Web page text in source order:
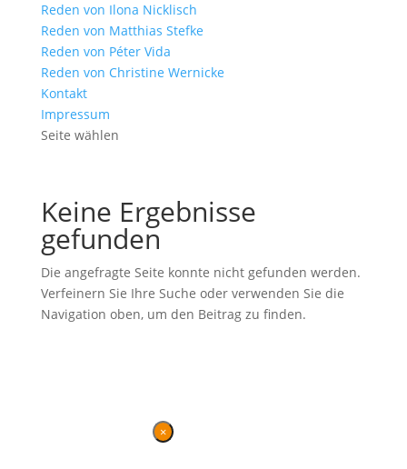
Reden von Ilona Nicklisch
Reden von Matthias Stefke
Reden von Péter Vida
Reden von Christine Wernicke
Kontakt
Impressum
Seite wählen
Keine Ergebnisse
gefunden
Die angefragte Seite konnte nicht gefunden werden.
Verfeinern Sie Ihre Suche oder verwenden Sie die
Navigation oben, um den Beitrag zu finden.
×